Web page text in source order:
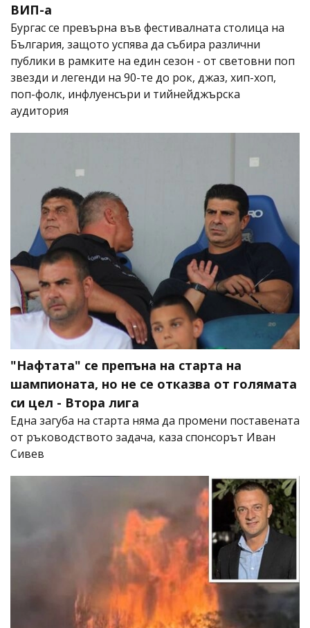
ВИП-а
Бургас се превърна във фестивалната столица на
България, защото успява да събира различни
публики в рамките на един сезон - от световни поп
звезди и легенди на 90-те до рок, джаз, хип-хоп,
поп-фолк, инфлуенсъри и тийнейджърска
аудитория
"Нафтата" се препъна на старта на
шампионата, но не се отказва от голямата
си цел - Втора лига
Една загуба на старта няма да промени поставената
от ръководството задача, каза спонсорът Иван
Сивев